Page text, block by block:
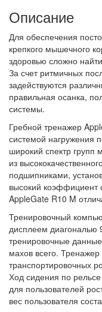
Описание
Для обеспечения
крепкого мышечного
здоровью сложно
За счет ритмичных
задействуются
правильная осанка,
системы.
Гребной тренажер
системой нагружения
широкий спектр
из
подшипниками,
высокий коэффициент
AppleGate R10 M
Тренировочный
дисплеем диагональю
тренировочные
махов всего.
транспортировочных
Ход сидения по
для пользователей
вес пользователя